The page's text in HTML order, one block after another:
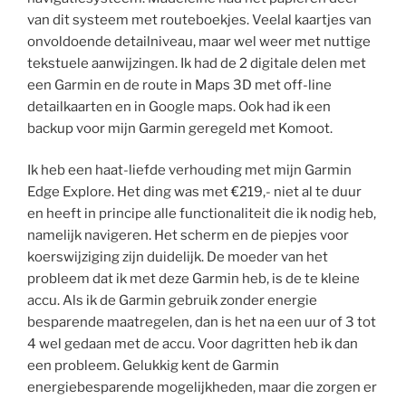
van dit systeem met routeboekjes. Veelal kaartjes van
onvoldoende detailniveau, maar wel weer met nuttige
tekstuele aanwijzingen. Ik had de 2 digitale delen met
een Garmin en de route in Maps 3D met off-line
detailkaarten en in Google maps. Ook had ik een
backup voor mijn Garmin geregeld met Komoot.
Ik heb een haat-liefde verhouding met mijn Garmin
Edge Explore. Het ding was met €219,- niet al te duur
en heeft in principe alle functionaliteit die ik nodig heb,
namelijk navigeren. Het scherm en de piepjes voor
koerswijziging zijn duidelijk. De moeder van het
probleem dat ik met deze Garmin heb, is de te kleine
accu. Als ik de Garmin gebruik zonder energie
besparende maatregelen, dan is het na een uur of 3 tot
4 wel gedaan met de accu. Voor dagritten heb ik dan
een probleem. Gelukkig kent de Garmin
energiebesparende mogelijkheden, maar die zorgen er